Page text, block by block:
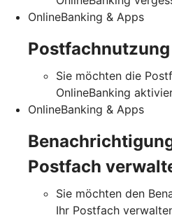
OnlineBanking & Apps
Sie möchten die
OnlineBanking
OnlineBanking & Apps
Postfach
Sie möchten den
Ihr Postfach